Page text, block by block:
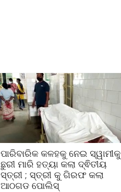
ପାରିବାରିକ କଳହକୁ ନେଇ ସ୍ୱାମୀକୁ
ଛୁରୀ ମାରି ହତ୍ୟା କଲା ଦ୍ଵିତୀୟ
ସ୍ତ୍ରୀ ; ସ୍ତ୍ରୀ କୁ ଗିରଫ କଲା
ଆଠଗଡ ପୋଲିସ୍